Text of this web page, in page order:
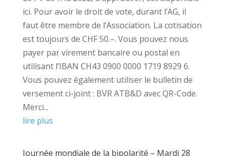
ici. Pour avoir le droit de vote, durant l’AG, il
faut être membre de l’Association. La cotisation
est toujours de CHF 50.–. Vous pouvez nous
payer par virement bancaire ou postal en
utilisant l’IBAN CH43 0900 0000 1719 8929 6.
Vous pouvez également utiliser le bulletin de
versement ci-joint : BVR ATB&D avec QR-Code.
Merci...
lire plus
Journée mondiale de la bipolarité – Mardi 28